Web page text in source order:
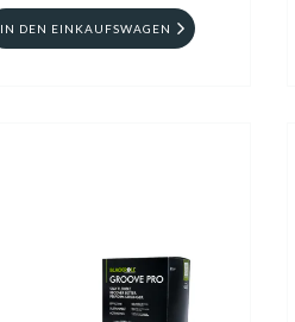
IN DEN EINKAUFSWAGEN